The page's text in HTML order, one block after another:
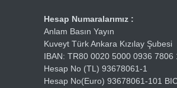
Hesap Numaralarımız :
Anlam Basın Yayın
Kuveyt Türk Ankara Kızılay Şubesi
IBAN: TR80 0020 5000 0936 7806
Hesap No (TL) 93678061-1
Hesap No(Euro) 93678061-101